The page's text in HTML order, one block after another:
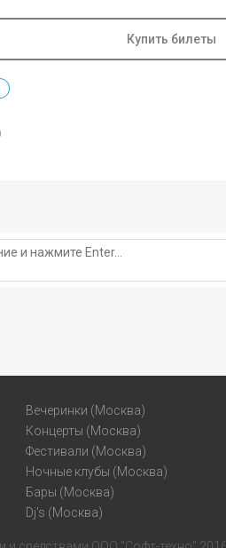
Купить билеты
Вечеринки (Москва)
Концерты (Москва)
Фестивали (Москва)
Ночные клубы (Москва)
Бары (Москва)
Dj's (Москва)